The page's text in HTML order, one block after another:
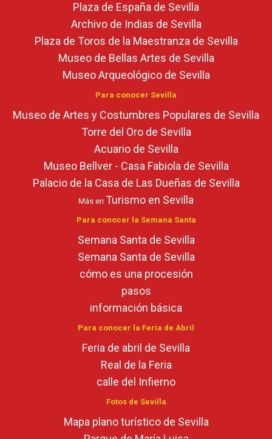
Plaza de España de Sevilla
Archivo de Indias de Sevilla
Plaza de Toros de la Maestranza de Sevilla
Museo de Bellas Artes de Sevilla
Museo Arqueológico de Sevilla
Para conocer Sevilla
Museo de Artes y Costumbres Populares de Sevilla
Torre del Oro de Sevilla
Acuario de Sevilla
Museo Bellver - Casa Fabiola de Sevilla
Palacio de la Casa de Las Dueñas de Sevilla
Más en Turismo en Sevilla
Para conocer la Semana Santa
Semana Santa de Sevilla
Semana Santa de Sevilla
cómo es una procesión
pasos
información básica
Para conocer la Feria de Abril
Feria de abril de Sevilla
Real de la Feria
calle del Infierno
Fotos de Sevilla
Mapa plano turístico de Sevilla